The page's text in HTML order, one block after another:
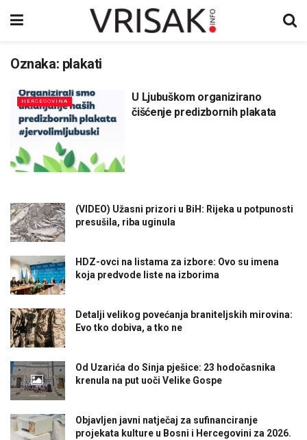
Oznaka: plakati
HERCEGOVINA
U Ljubuškom organizirano
čišćenje predizbornih plakata
(VIDEO) Užasni prizori u BiH: Rijeka u potpunosti
presušila, riba uginula
HDZ-ovci na listama za izbore: Ovo su imena
koja predvode liste na izborima
Detalji velikog povećanja braniteljskih mirovina:
Evo tko dobiva, a tko ne
Od Uzarića do Sinja pješice: 23 hodočasnika
krenula na put uoči Velike Gospe
Objavljen javni natječaj za sufinanciranje
projekata kulture u Bosni i Hercegovini za 2026.